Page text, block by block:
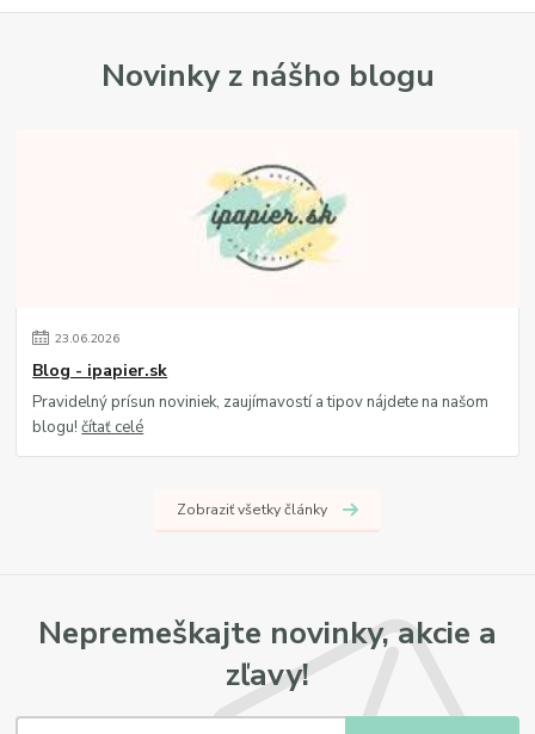
Novinky z nášho blogu
23.06.2026
Blog - ipapier.sk
Pravidelný prísun noviniek, zaujímavostí a tipov nájdete na našom
blogu!čítať celé
Zobraziť všetky články
Nepremeškajte novinky, akcie a
zľavy!